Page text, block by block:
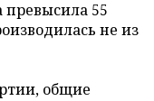
превысила 55
не из
общие